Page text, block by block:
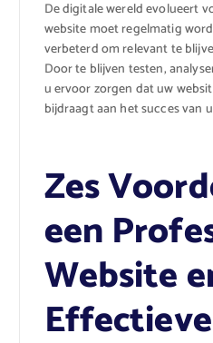
De digitale wereld evolueert
website moet regelmatig
verbeterd om relevant te
Door te blijven testen,
u ervoor zorgen dat uw
bijdraagt aan het succes van
Zes
een
Website
Effectieve